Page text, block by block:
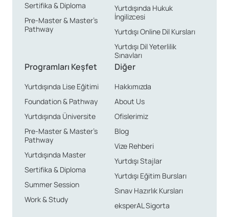
Sertifika & Diploma
Pre-Master & Master’s
Pathway
Yurtdışında Hukuk
İngilizcesi
Yurtdışı Online Dil Kursları
Yurtdışı Dil Yeterlilik
Sınavları
Programları Keşfet
Yurtdışında Lise Eğitimi
Foundation & Pathway
Yurtdışında Üniversite
Pre-Master & Master’s
Pathway
Yurtdışında Master
Sertifika & Diploma
Summer Session
Work & Study
Diğer
Hakkımızda
About Us
Ofislerimiz
Blog
Vize Rehberi
Yurtdışı Stajlar
Yurtdışı Eğitim Bursları
Sınav Hazırlık Kursları
eksperAL Sigorta